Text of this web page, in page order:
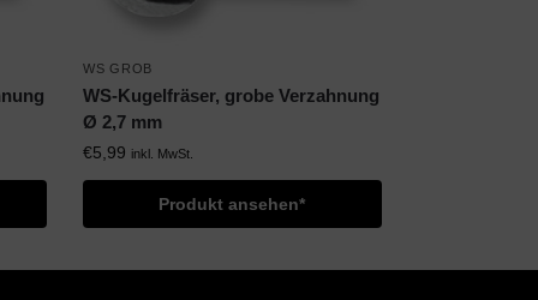
WS GROB
WS-Kugelfräser, grobe Verzahnung
Ø 2,7 mm
€5,99 inkl. MwSt.
Produkt ansehen*